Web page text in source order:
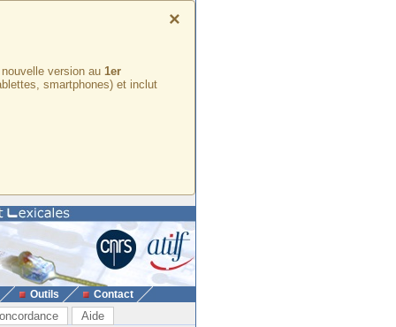
×
version au 1er
smartphones) et inclut
Outils Contact
Aide